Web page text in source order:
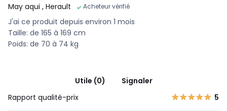
May aqui , Herault Acheteur vérifié
J'ai ce produit depuis environ 1 mois
Taille: de 165 à 169 cm
Poids: de 70 à 74 kg
Utile (0)
Signaler
Rapport qualité-prix
5